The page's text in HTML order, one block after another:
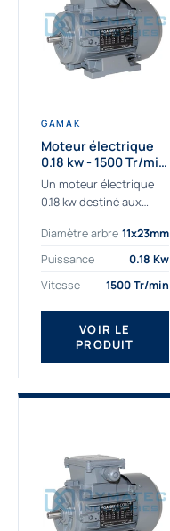
GAMAK
Moteur électrique
0.18 kw - 1500 Tr/min
- 230/400V - IE2
Un moteur électrique
0.18 kw destiné aux
exigeantes. Fort de
nombreuses années
détermination et la
fourniture...
Diamètre arbre 11x23mm
Puissance
0.18 Kw
Vitesse
1500 Tr/min
VOIR LE
PRODUIT